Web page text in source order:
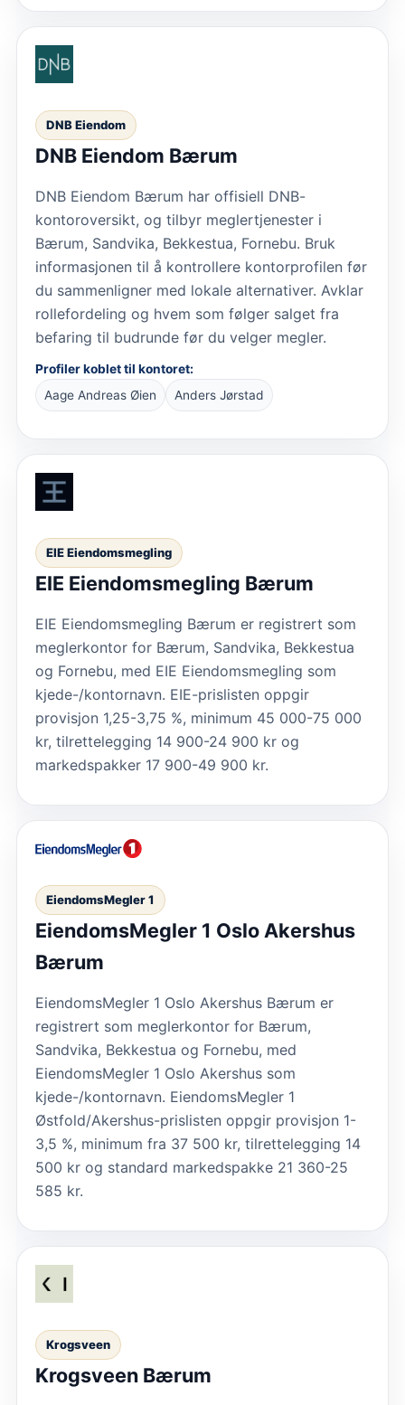
DNB Eiendom
DNB Eiendom Bærum
DNB Eiendom Bærum har offisiell DNB-
kontoroversikt, og tilbyr meglertjenester i
Bærum, Sandvika, Bekkestua, Fornebu. Bruk
informasjonen til å kontrollere kontorprofilen før
du sammenligner med lokale alternativer. Avklar
rollefordeling og hvem som følger salget fra
befaring til budrunde før du velger megler.
Profiler koblet til kontoret:
Aage Andreas Øien
Anders Jørstad
EIE Eiendomsmegling
EIE Eiendomsmegling Bærum
EIE Eiendomsmegling Bærum er registrert som
meglerkontor for Bærum, Sandvika, Bekkestua
og Fornebu, med EIE Eiendomsmegling som
kjede-/kontornavn. EIE-prislisten oppgir
provisjon 1,25-3,75 %, minimum 45 000-75 000
kr, tilrettelegging 14 900-24 900 kr og
markedspakker 17 900-49 900 kr.
EiendomsMegler 1
EiendomsMegler 1 Oslo Akershus
Bærum
EiendomsMegler 1 Oslo Akershus Bærum er
registrert som meglerkontor for Bærum,
Sandvika, Bekkestua og Fornebu, med
EiendomsMegler 1 Oslo Akershus som
kjede-/kontornavn. EiendomsMegler 1
Østfold/Akershus-prislisten oppgir provisjon 1-
3,5 %, minimum fra 37 500 kr, tilrettelegging 14
500 kr og standard markedspakke 21 360-25
585 kr.
Krogsveen
Krogsveen Bærum